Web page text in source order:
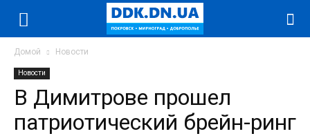
Домой Новости
Новости
В Димитрове прошел
патриотический брейн-ринг